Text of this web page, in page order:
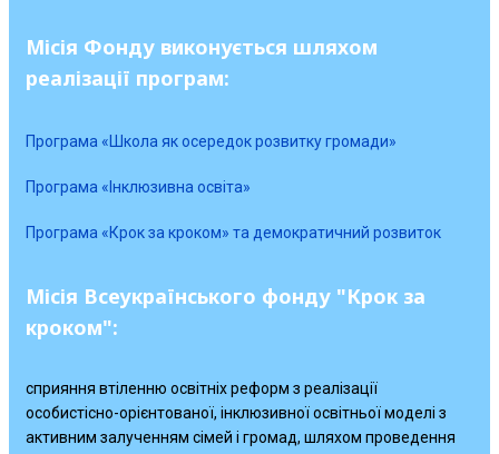
Місія Фонду виконується шляхом
реалізації програм:
Програма «Школа як осередок розвитку громади»
Програма «Інклюзивна освіта»
Програма «Крок за кроком» та демократичний розвиток
Місія Всеукраїнського фонду "Крок за
кроком":
сприяння втіленню освітніх реформ з реалізації
особистісно-орієнтованої, інклюзивної освітньої моделі з
активним залученням сімей і громад, шляхом проведення